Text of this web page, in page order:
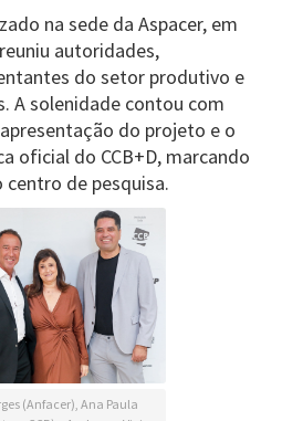
na sede da Aspacer, em
autoridades,
do setor produtivo e
A solenidade contou com
do projeto e o
oficial do CCB+D, marcando
de pesquisa.
(Anfacer), Ana Paula